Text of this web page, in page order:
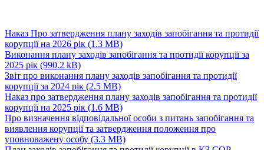
Наказ Про затвердження плану заходів запобігання та протидії
корупції на 2026 рік (1.3 MB)
Виконання плану заходів запобігання та протидії корупції за
2025 рік (990.2 kB)
Звіт про виконання плану заходів запобігання та протидії
корупції за 2024 рік (2.5 MB)
Наказ про затвердження плану заходів запобігання та протидії
корупції на 2025 рік (1.6 MB)
Про визначення відповідальної особи з питань запобігання та
виявлення корупції та затвердження положення про
уповноважену особу (3.3 MB)